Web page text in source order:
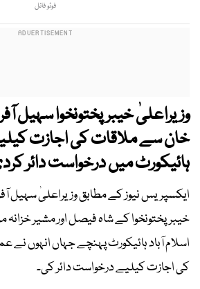
فوٹو فائل
وزیراعلیٰ خیبرپختونخوا سہیل
خان سے ملاقات کی اجازت
ہائیکورٹ میں درخواست دائر
ایکسپریس نیوز کے مطابق وزیراعلیٰ سہیل
خیبرپختونخوا کے شاہ فیصل اور مشیر
اسلام آباد ہائیکورٹ پہنچے جہاں انہوں
کی اجازت کیلیے درخواست دائر کی۔